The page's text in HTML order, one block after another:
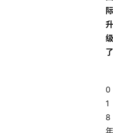
际
升
级
了
0
1
8
年